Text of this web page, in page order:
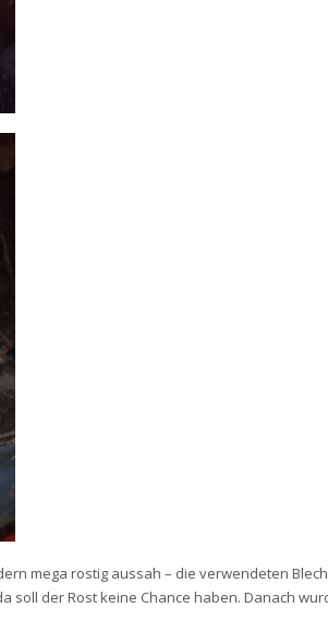
mega rostig aussah – die verwendeten
soll der Rost keine Chance haben. Danach